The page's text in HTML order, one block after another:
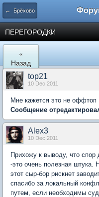
← Брёхово
ПЕРЕГОРОДКИ
«
Назад
top21
10 Dec 2011
Мне кажется это не оффтоп
Сообщение
Alex3
10 Dec 2011
Прихожу к выводу, что спор
-это очень полезная штука.
этот сыр-бор рискнет
спасибо за локальный
путем, если необходимы